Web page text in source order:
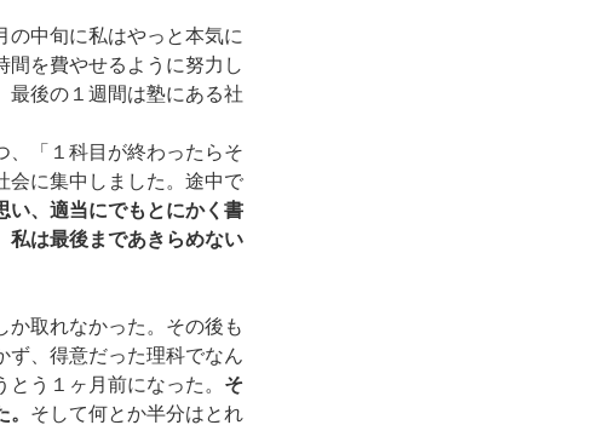
の中旬に私はやっと本気に
間を費やせるように努力し
最後の１週間は塾にある社
、「１科目が終わったらそ
会に集中しました。途中で
い、適当にでもとにかく書
私は最後まであきらめない
か取れなかった。その後も
ず、得意だった理科でなん
う１ヶ月前になった。 そ
そして何とか半分はとれ